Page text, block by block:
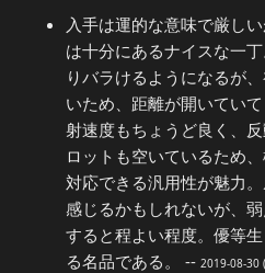
入手は運的な意味で厳し
は十分にあるナイスな一
りバラけるようになるが
いため、距離が開いてい
射速度もちょうど良く、
ロットも空いているため
対応できる汎用性が魅力
感じるかもしれないが、
すると程よい程度。優等
る名品である。 -- 2019-08-30